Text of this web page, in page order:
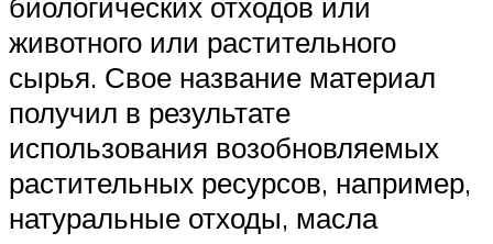
биологических отходов или
животного или растительного
сырья. Свое название материал
получил в результате
использования возобновляемых
растительных ресурсов, например,
натуральные отходы, масла